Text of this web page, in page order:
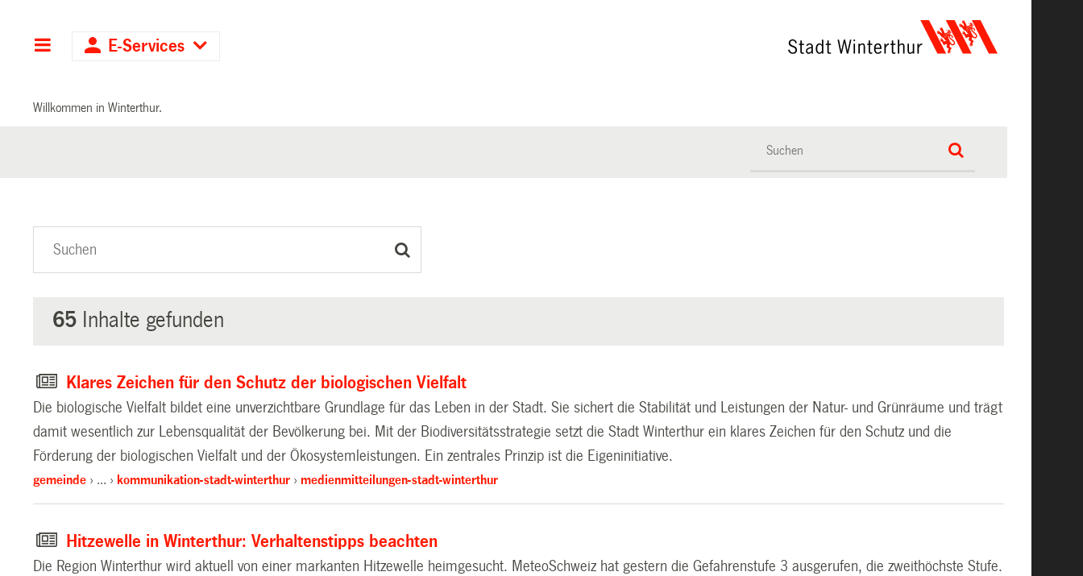
Hauptnavigation
E-Services
Willkommen in Winterthur.
65 Inhalte gefunden
Klares Zeichen für den Schutz der biologischen Vielfalt
Die biologische Vielfalt bildet eine unverzichtbare Grundlage für das Leben in der Stadt. Sie sichert die Stabilität und Leistungen der Natur- und Grünräume und trägt
damit wesentlich zur Lebensqualität der Bevölkerung bei. Mit der Biodiversitätsstrategie setzt die Stadt Winterthur ein klares Zeichen für den Schutz und die
Förderung der biologischen Vielfalt und der Ökosystemleistungen. Ein zentrales Prinzip ist die Eigeninitiative.
gemeinde … kommunikation-stadt-winterthur medienmitteilungen-stadt-winterthur
Hitzewelle in Winterthur: Verhaltenstipps beachten
Die Region Winterthur wird aktuell von einer markanten Hitzewelle heimgesucht. MeteoSchweiz hat gestern die Gefahrenstufe 3 ausgerufen, die zweithöchste Stufe.